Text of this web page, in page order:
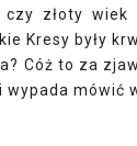
czy złoty
Kresy były
Cóż to za
wypada mówić